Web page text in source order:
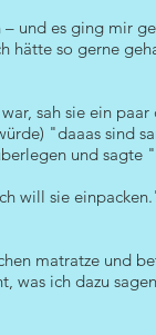
und es ging mir
hätte so gerne
sah sie ein
"daaas sind
und
will sie
matratze und
was ich dazu